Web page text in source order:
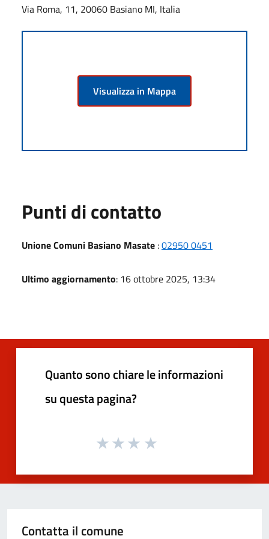
Via Roma, 11, 20060 Basiano MI, Italia
Visualizza in Mappa
Punti di contatto
Unione Comuni Basiano Masate :02950 0451
Ultimo aggiornamento: 16 ottobre 2025, 13:34
Quanto sono chiare le informazioni
su questa pagina?
Contatta il comune